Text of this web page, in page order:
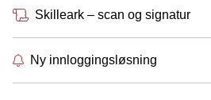
Skilleark – scan og signatur
Ny innloggingsløsning